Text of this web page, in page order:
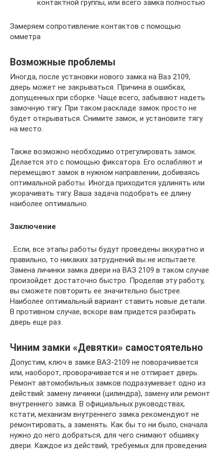
контактной группы, или всего замка полностью
Замеряем сопротивление контактов с помощью
омметра
Возможные проблемы
Иногда, после установки нового замка на Ваз 2109,
дверь может не закрываться. Причина в ошибках,
допущенных при сборке. Чаще всего, забывают надеть
замочную тягу. При таком раскладе замок просто не
будет открываться. Снимите замок, и установите тягу
на место.
Также возможно необходимо отрегулировать замок.
Делается это с помощью фиксатора. Его ослабляют и
перемещают замок в нужном направлении, добиваясь
оптимальной работы. Иногда приходится удлинять или
укорачивать тягу. Ваша задача подобрать ее длину
наиболее оптимально.
Заключение
. Если, все этапы работы будут проведены аккуратно и
правильно, то никаких затруднений вы не испытаете.
Замена личинки замка двери на ВАЗ 2109 в таком случае
произойдет достаточно быстро. Проделав эту работу,
вы сможете повторить ее значительно быстрее.
Наиболее оптимальный вариант ставить новые детали.
В противном случае, вскоре вам придется разбирать
дверь еще раз.
Чиним замки «Девятки» самостоятельно
Допустим, ключ в замке ВАЗ-2109 не поворачивается
или, наоборот, проворачивается и не отпирает дверь.
Ремонт автомобильных замков подразумевает одно из
действий: замену личинки (цилиндра), замену или ремонт
внутреннего замка. В официальных руководствах,
кстати, механизм внутреннего замка рекомендуют не
ремонтировать, а заменять. Как бы то ни было, сначала
нужно до него добраться, для чего снимают обшивку
двери. Каждое из действий, требуемых для проведения